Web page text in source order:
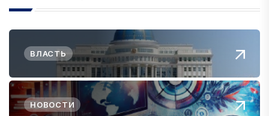
ВЛАСТЬ
НОВОСТИ